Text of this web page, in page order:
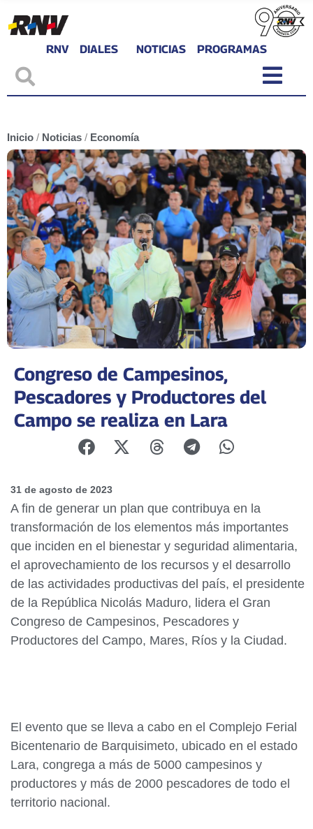
RNV DIALES NOTICIAS PROGRAMAS
Inicio / Noticias / Economía
Congreso de Campesinos,
Pescadores y Productores del
Campo se realiza en Lara
31 de agosto de 2023
A fin de generar un plan que contribuya en la
transformación de los elementos más importantes
que inciden en el bienestar y seguridad alimentaria,
el aprovechamiento de los recursos y el desarrollo
de las actividades productivas del país, el presidente
de la República Nicolás Maduro, lidera el Gran
Congreso de Campesinos, Pescadores y
Productores del Campo, Mares, Ríos y la Ciudad.
El evento que se lleva a cabo en el Complejo Ferial
Bicentenario de Barquisimeto, ubicado en el estado
Lara, congrega a más de 5000 campesinos y
productores y más de 2000 pescadores de todo el
territorio nacional.